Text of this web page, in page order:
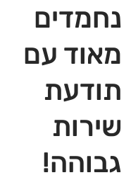
נחמדים
מאוד עם
תודעת
שירות
גבוהה!